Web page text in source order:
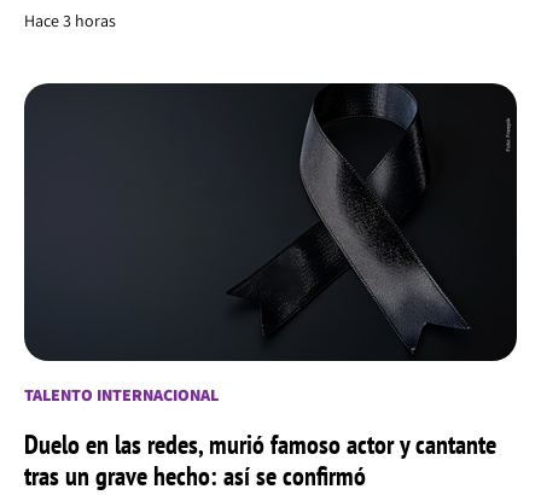
Hace 3 horas
TALENTO INTERNACIONAL
Duelo en las redes, murió famoso actor y cantante
tras un grave hecho: así se confirmó